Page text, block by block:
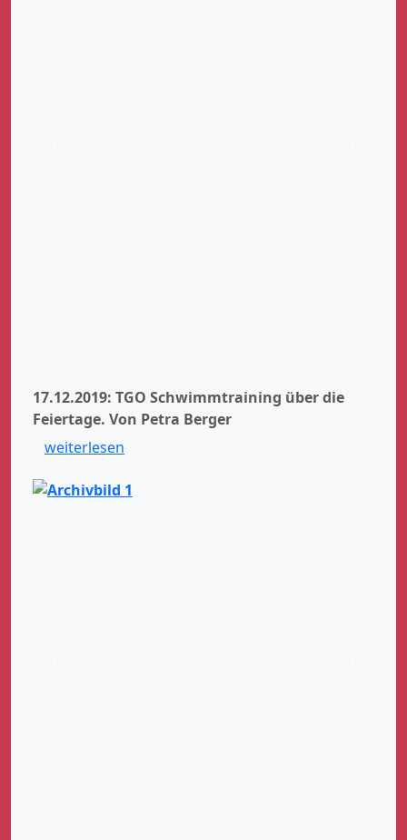
17.12.2019: TGO Schwimmtraining über die
Feiertage. Von Petra Berger
weiterlesen